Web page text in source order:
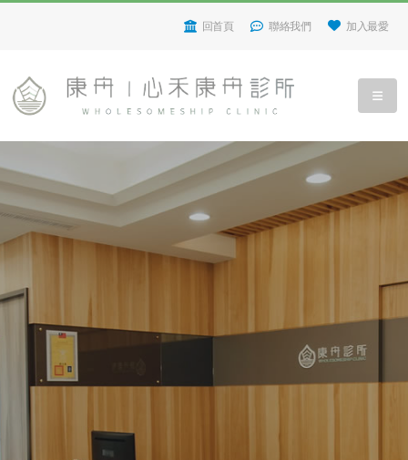
回首頁 聯絡我們 加入最愛